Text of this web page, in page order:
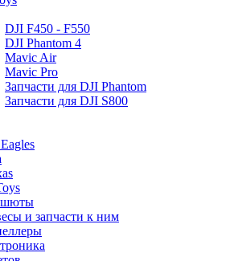
DJI F450 - F550
DJI Phantom 4
Mavic Air
Mavic Pro
Запчасти для DJI Phantom
Запчасти для DJI S800
и запчасти к ним